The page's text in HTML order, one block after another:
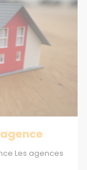
Les agences